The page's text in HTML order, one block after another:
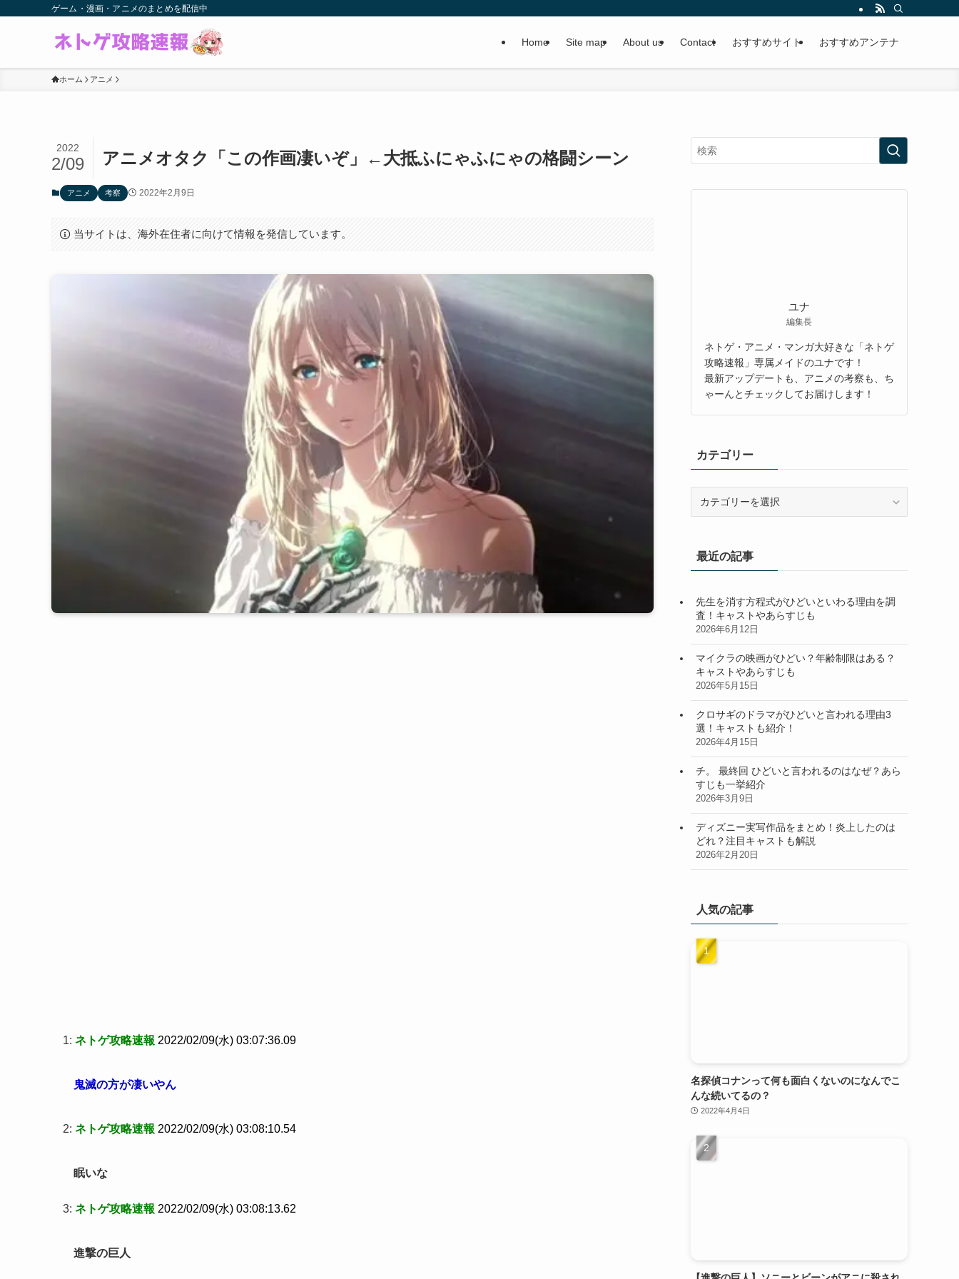
ゲーム・漫画・アニメのまとめを配信中
Home Site map About us Contact おすすめサイト おすすめアンテナ
ホーム アニメ
アニメオタク「この作画凄いぞ」←大抵ふにゃふにゃの格闘シーン
2022
2/09
アニメ 考察 2022年2月9日
当サイトは、海外在住者に向けて情報を発信しています。
1: ネトゲ攻略速報 2022/02/09(水) 03:07:36.09
鬼滅の方が凄いやん
2: ネトゲ攻略速報 2022/02/09(水) 03:08:10.54
眠いな
3: ネトゲ攻略速報 2022/02/09(水) 03:08:13.62
進撃の巨人
ユナ
編集長
ネトゲ・アニメ・マンガ大好きな「ネトゲ
攻略速報」専属メイドのユナです！
最新アップデートも、アニメの考察も、ち
ゃーんとチェックしてお届けします！
カテゴリー
ー最近の記事
先生を消す方程式がひどいといわる理由を調
査！キャストやあらすじも
2026年6月12日
マイクラの映画がひどい？年齢制限はある？
キャストやあらすじも
2026年5月15日
クロサギのドラマがひどいと言われる理由3
選！キャストも紹介！
2026年4月15日
チ。 最終回 ひどいと言われるのはなぜ？あら
すじも一挙紹介
2026年3月9日
ディズニー実写作品をまとめ！炎上したのは
どれ？注目キャストも解説
2026年2月20日
人気の記事
名探偵コナンって何も面白くないのになんでこ
んな続いてるの？
2022年4月4日